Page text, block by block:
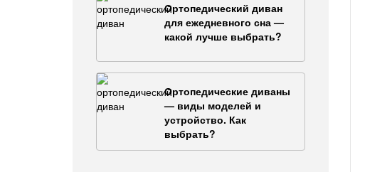
Ортопедический диван
для ежедневного сна —
какой лучше выбрать?
Ортопедические диваны
— виды моделей и
устройство. Как
выбрать?